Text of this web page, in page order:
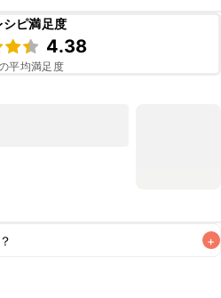
シピ満足度
4.38
平均満足度
+
安です。なるべくお早めにお召